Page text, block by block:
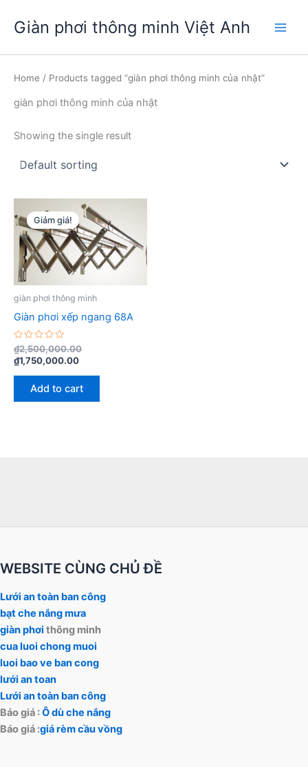
dung
Giàn phơi thông minh Việt Anh
Home / Products tagged “giàn phơi thông minh của nhật”
giàn phơi thông minh của nhật
Showing the single result
Giảm giá!
giàn phơi thông minh
Giàn phơi xếp ngang 68A
Rated
0
out
₫2,500,000.00
₫1,750,000.00
Add to cart
WEBSITE CÙNG CHỦ ĐỀ
Lưới an toàn ban công
bạt che nắng mưa
giàn phơi thông minh
cua luoi chong muoi
luoi bao ve ban cong
lưới an toan
Lưới an toàn ban công
Báo giá :Ô dù che nắng
Báo giá :giá rèm cầu vồng